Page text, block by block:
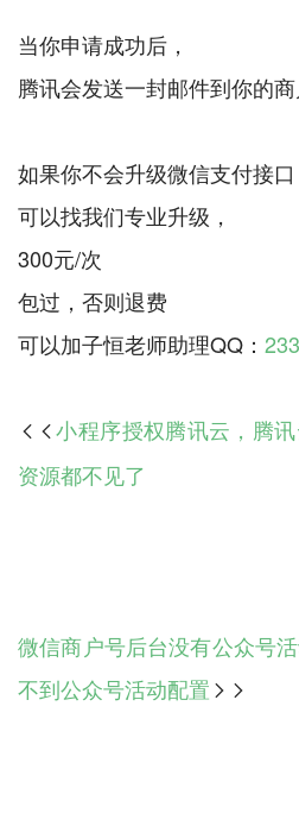
当你申请成功后，
腾讯会发送一封邮件到你的商
如果你不会升级微信支付接口
可以找我们专业升级，
300元/次
包过，否则退费
可以加子恒老师助理QQ：
 小程序授权腾讯云，腾
资源都不见了
微信商户号后台没有公众号
不到公众号活动配置 